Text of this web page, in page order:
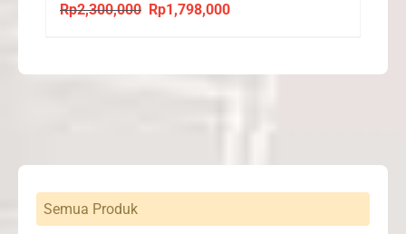
Rp2,300,000
Original
Rp1,798,000Current
Semua Produk